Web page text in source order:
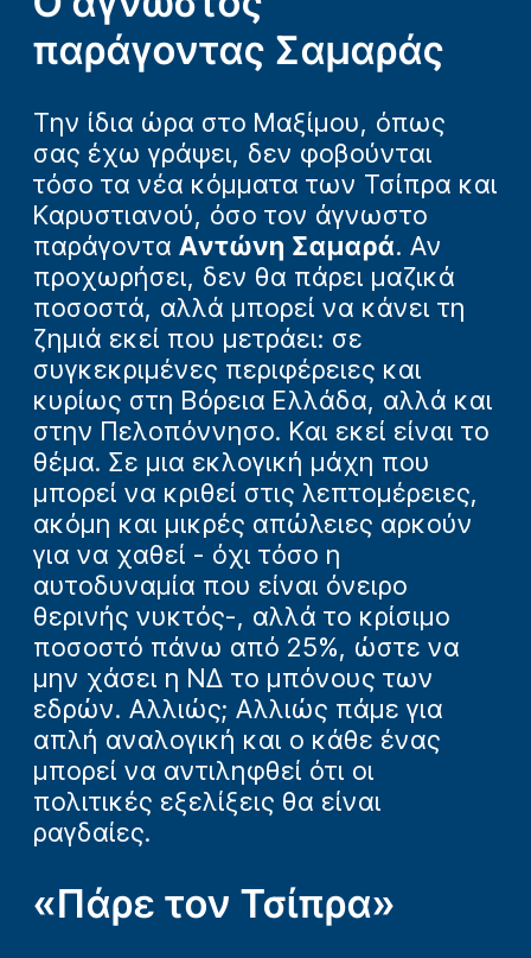
παράγοντας Σαμαράς
Την ίδια ώρα στο Μαξίμου, όπως
σας έχω γράψει, δεν φοβούνται
τόσο τα νέα κόμματα των Τσίπρα και
Καρυστιανού, όσο τον άγνωστο
παράγοντα Αντώνη Σαμαρά. Αν
προχωρήσει, δεν θα πάρει μαζικά
ποσοστά, αλλά μπορεί να κάνει τη
ζημιά εκεί που μετράει: σε
συγκεκριμένες περιφέρειες και
κυρίως στη Βόρεια Ελλάδα, αλλά και
στην Πελοπόννησο. Και εκεί είναι το
θέμα. Σε μια εκλογική μάχη που
μπορεί να κριθεί στις λεπτομέρειες,
ακόμη και μικρές απώλειες αρκούν
για να χαθεί - όχι τόσο η
αυτοδυναμία που είναι όνειρο
θερινής νυκτός-, αλλά το κρίσιμο
ποσοστό πάνω από 25%, ώστε να
μην χάσει η ΝΔ το μπόνους των
εδρών. Αλλιώς; Αλλιώς πάμε για
απλή αναλογική και ο κάθε ένας
μπορεί να αντιληφθεί ότι οι
πολιτικές εξελίξεις θα είναι
ραγδαίες.
«Πάρε τον Τσίπρα»